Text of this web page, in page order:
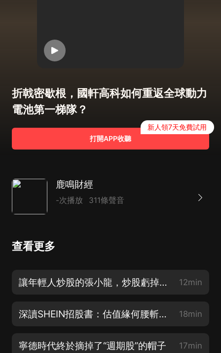
折戟密歇根，國軒高科如何重返全球動力
電池第一梯隊？
打開APP收聽
新人領7天免費試用
鹿鳴財經
-次播放 311條聲音
查看更多
讓年輕人炒股的張小龍，炒股虧掉了粉筆5600萬 12min
深讀SHEIN招股書：估值緣何腰斬，增長因何熄火 18min
寧德時代終於摘掉了“週期股”的帽子 17min